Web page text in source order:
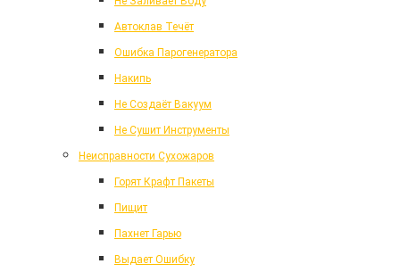
Автоклав Течёт
Ошибка Парогенератора
Накипь
Не Создаёт Вакуум
Не Сушит Инструменты
Неисправности Сухожаров
Горят Крафт Пакеты
Пищит
Пахнет Гарью
Выдает Ошибку